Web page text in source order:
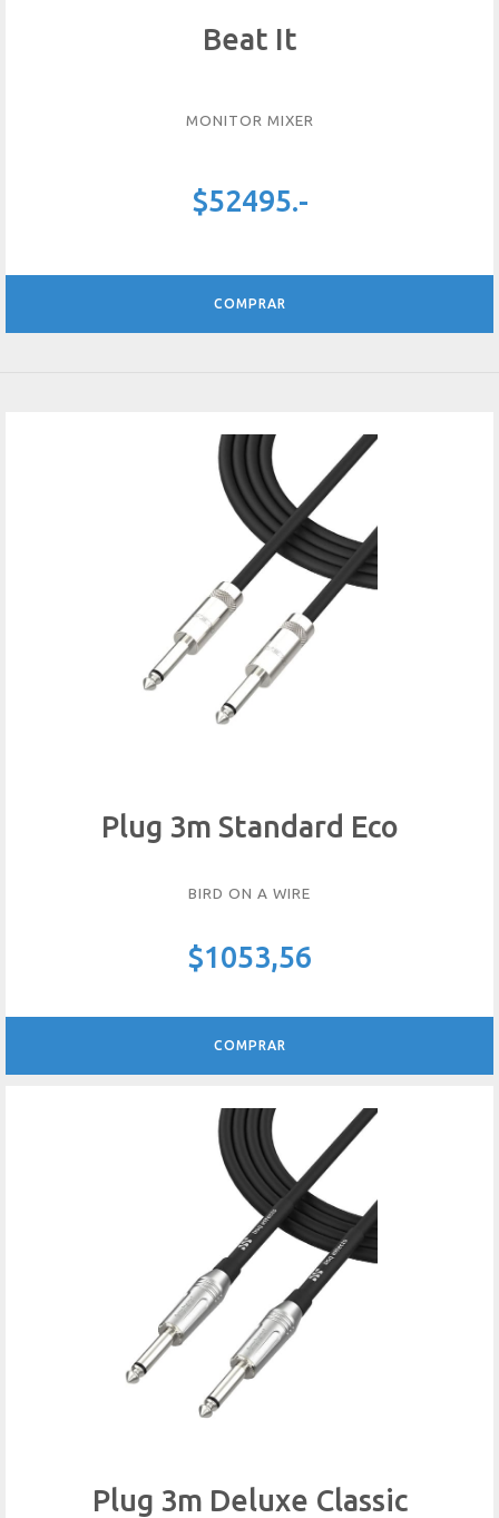
Beat It
MONITOR MIXER
$52495.-
COMPRAR
Plug 3m Standard Eco
BIRD ON A WIRE
$1053,56
COMPRAR
Plug 3m Deluxe Classic